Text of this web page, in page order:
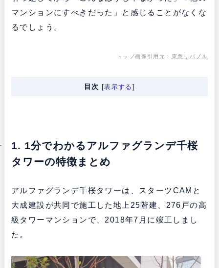
マンションにすべきだった」と感じることがなくな
るでしょう。
トップ画像引用元： 東急リバブル
目次 [表示する
1. 1分でわかるアルファグランデ千桜
タワーの特徴まとめ
アルファグランデ千桜タワーは、スターツCAMと
大成建設が共同で施工した地上25階建、276戸の高
級タワーマンションで、2018年7月に竣工しまし
た。